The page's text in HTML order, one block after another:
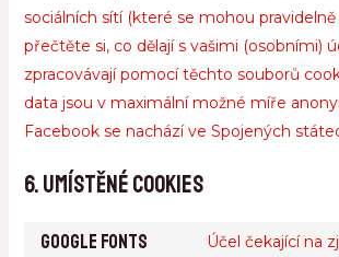
sociálních sítí (které se mohou
přečtěte si, co dělají s vašimi (osobními)
zpracovávají pomocí těchto souborů
data jsou v maximální možné míře
Facebook se nachází ve Spojených
6. Umístěné cookies
Google Fonts Účel čekající na